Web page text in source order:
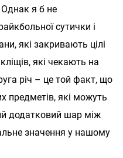
я б не
сутички і
які закривають цілі
які чекають на
річ – це той факт, що
предметів, які можуть
додатковий шар між
значення у нашому